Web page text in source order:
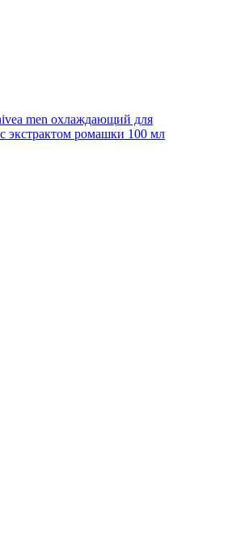
men охлаждающий для
экстрактом ромашки 100 мл